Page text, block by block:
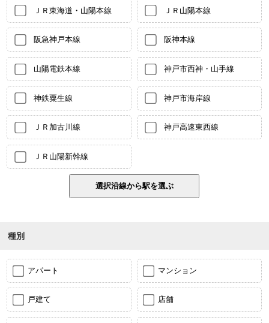
ＪＲ東海道・山陽本線 ＪＲ山陽本線
阪急神戸本線 阪神本線
山陽電鉄本線 神戸市西神・山手線
神鉄粟生線 神戸市海岸線
ＪＲ加古川線 神戸高速東西線
ＪＲ山陽新幹線
種別
アパート マンション
戸建て 店舗